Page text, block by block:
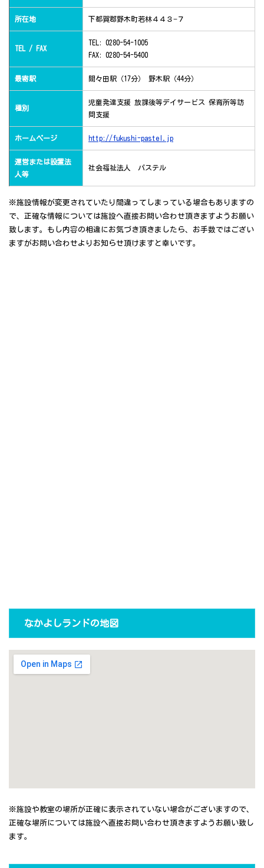
所在地 下都賀郡野木町若林４４３−７
TEL / FAX
TEL: 0280-54-1005
FAX: 0280-54-5400
最寄駅 間々田駅（17分） 野木駅（44分）
種別
児童発達支援 放課後等デイサービス 保育所等訪
問支援
ホームページ http://fukushi-pastel.jp
運営または設置法
人等
社会福祉法人 パステル
※施設情報が変更されていたり間違ってしまっている場合もありますの
で、正確な情報については施設へ直接お問い合わせ頂きますようお願い
致します。もし内容の相違にお気づき頂きましたら、お手数ではござい
ますがお問い合わせよりお知らせ頂けますと幸いです。
なかよしランドの地図
※施設や教室の場所が正確に表示されていない場合がございますので、
正確な場所については施設へ直接お問い合わせ頂きますようお願い致し
ます。